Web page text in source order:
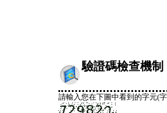
驗證碼檢查機制
請輸入您在下圖中看到的字元(